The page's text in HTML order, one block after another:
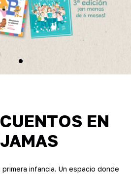
EN
infancia. Un espacio donde